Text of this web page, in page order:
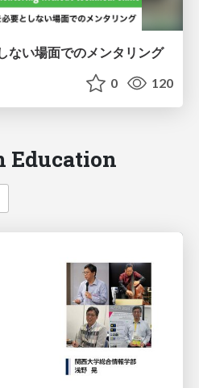
ない場面でのメンタリング
0 120
Education